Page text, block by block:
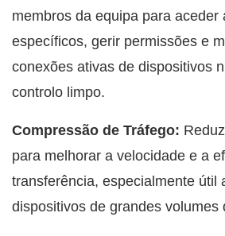
membros da equipa para aceder
específicos, gerir permissões e
conexões ativas de dispositivos
controlo limpo.
Compressão de Tráfego:
para melhorar a velocidade e a
transferência, especialmente útil
dispositivos de grandes volumes